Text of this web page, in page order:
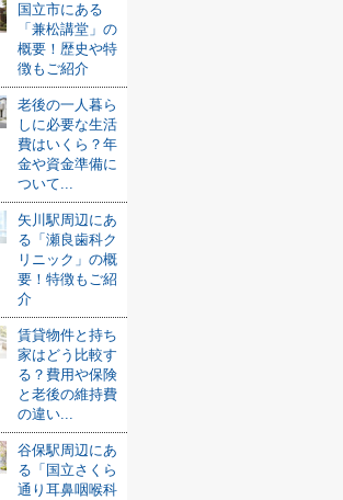
国立市にある
「兼松講堂」の
概要！歴史や特
徴もご紹介
老後の一人暮ら
しに必要な生活
費はいくら？年
金や資金準備に
ついて...
矢川駅周辺にあ
る「瀬良歯科ク
リニック」の概
要！特徴もご紹
介
賃貸物件と持ち
家はどう比較す
る？費用や保険
と老後の維持費
の違い...
谷保駅周辺にあ
る「国立さくら
通り耳鼻咽喉科